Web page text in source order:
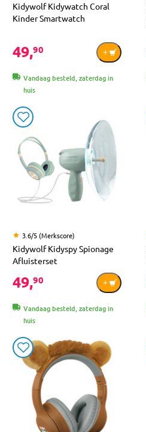
Kidywolf Kidywatch Coral
Kinder Smartwatch
49,90
Vandaag besteld, zaterdag in
huis
3.6/5 (Merkscore)
Kidywolf Kidyspy Spionage
Afluisterset
49,90
Vandaag besteld, zaterdag in
huis